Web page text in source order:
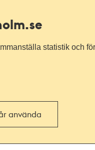
statistik och
använda